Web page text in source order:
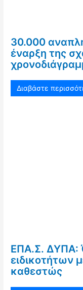
30.000
έναρξη της
Διαβάστε
ΕΠΑ.Σ. ΔΥΠΑ:
ειδικοτήτων
καθεστώς